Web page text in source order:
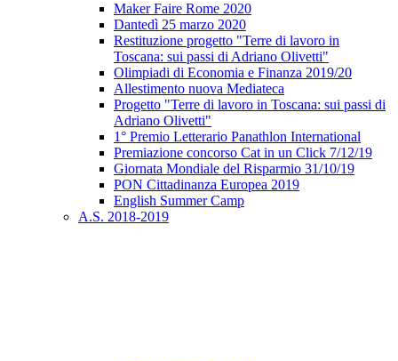
Maker Faire Rome 2020
Dantedì 25 marzo 2020
Restituzione progetto "Terre di lavoro in
Toscana: sui passi di Adriano Olivetti"
Olimpiadi di Economia e Finanza 2019/20
Allestimento nuova Mediateca
Progetto "Terre di lavoro in Toscana: sui passi di
Adriano Olivetti"
1° Premio Letterario Panathlon International
Premiazione concorso Cat in un Click 7/12/19
Giornata Mondiale del Risparmio 31/10/19
PON Cittadinanza Europea 2019
English Summer Camp
A.S. 2018-2019